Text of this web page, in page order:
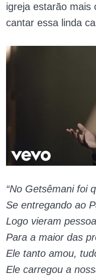
igreja estarão mais
cantar essa linda
“No Getsêmani foi
Se entregando ao
Logo vieram
Para a maior das
Ele tanto amou,
Ele carregou a